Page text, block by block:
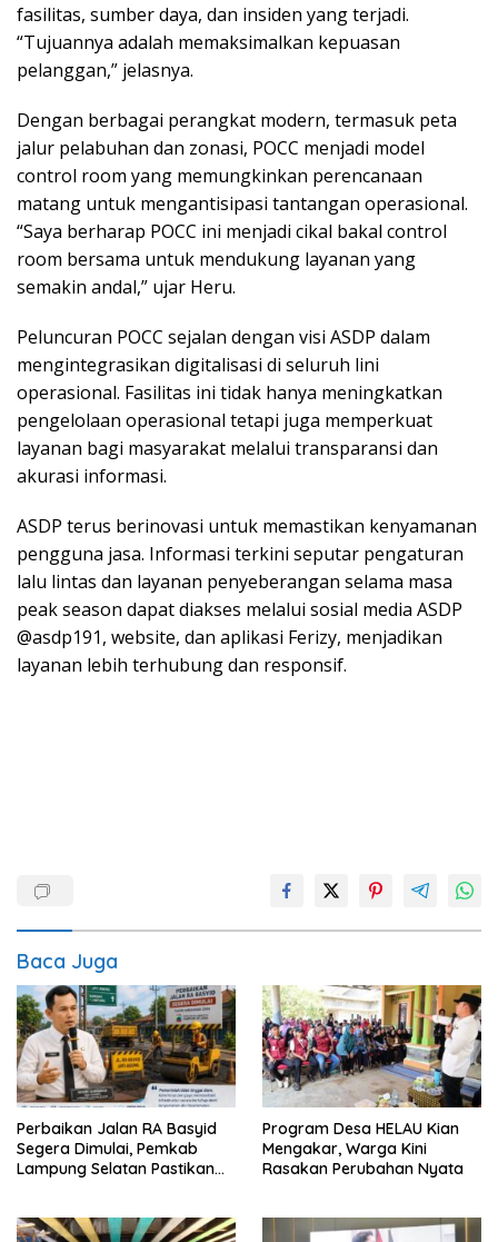
fasilitas, sumber daya, dan insiden yang terjadi.
“Tujuannya adalah memaksimalkan kepuasan
pelanggan,” jelasnya.
Dengan berbagai perangkat modern, termasuk peta
jalur pelabuhan dan zonasi, POCC menjadi model
control room yang memungkinkan perencanaan
matang untuk mengantisipasi tantangan operasional.
“Saya berharap POCC ini menjadi cikal bakal control
room bersama untuk mendukung layanan yang
semakin andal,” ujar Heru.
Peluncuran POCC sejalan dengan visi ASDP dalam
mengintegrasikan digitalisasi di seluruh lini
operasional. Fasilitas ini tidak hanya meningkatkan
pengelolaan operasional tetapi juga memperkuat
layanan bagi masyarakat melalui transparansi dan
akurasi informasi.
ASDP terus berinovasi untuk memastikan kenyamanan
pengguna jasa. Informasi terkini seputar pengaturan
lalu lintas dan layanan penyeberangan selama masa
peak season dapat diakses melalui sosial media ASDP
@asdp191, website, dan aplikasi Ferizy, menjadikan
layanan lebih terhubung dan responsif.
Baca Juga
Perbaikan Jalan RA Basyid
Segera Dimulai, Pemkab
Lampung Selatan Pastikan
Program Desa HELAU Kian
Mengakar, Warga Kini
Rasakan Perubahan Nyata